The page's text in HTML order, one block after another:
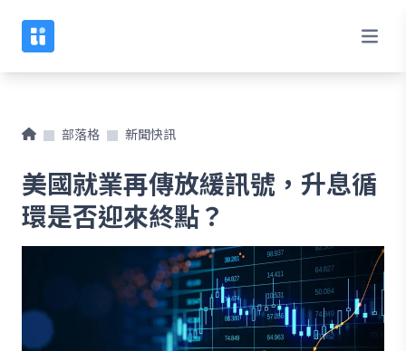
部落格 新聞快訊
美國就業再傳放緩訊號，升息循
環是否迎來終點？